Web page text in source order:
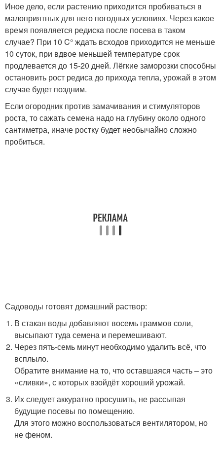
Иное дело, если растению приходится пробиваться в
малоприятных для него погодных условиях. Через какое
время появляется редиска после посева в таком
случае? При 10 C° ждать всходов приходится не меньше
10 суток, при вдвое меньшей температуре срок
продлевается до 15-20 дней. Лёгкие заморозки способны
остановить рост редиса до прихода тепла, урожай в этом
случае будет поздним.
Если огородник против замачивания и стимуляторов
роста, то сажать семена надо на глубину около одного
сантиметра, иначе ростку будет необычайно сложно
пробиться.
Садоводы готовят домашний раствор:
В стакан воды добавляют восемь граммов соли,
высыпают туда семена и перемешивают.
Через пять-семь минут необходимо удалить всё, что
всплыло.
Обратите внимание на то, что оставшаяся часть – это
«сливки», с которых взойдёт хороший урожай.
Их следует аккуратно просушить, не рассыпая
будущие посевы по помещению.
Для этого можно воспользоваться вентилятором, но
не феном.